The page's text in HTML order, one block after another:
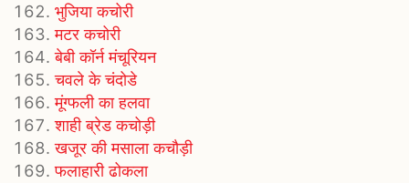
भुजिया कचोरी
मटर कचोरी
बेबी कॉर्न मंचूरियन
चवले के चंदोडे
मूंग्फली का हलवा
शाही ब्रेड कचोड़ी
खजूर की मसाला कचौड़ी
फलाहारी ढोकला